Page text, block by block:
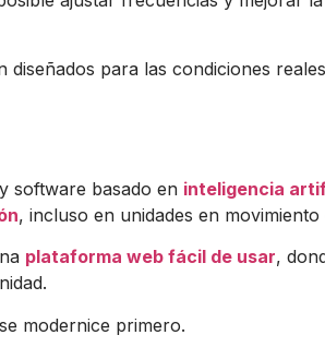
diseñados para las condiciones
software basado en inteligencia
, incluso en unidades en movimiento
plataforma web fácil de usar,
modernice primero.